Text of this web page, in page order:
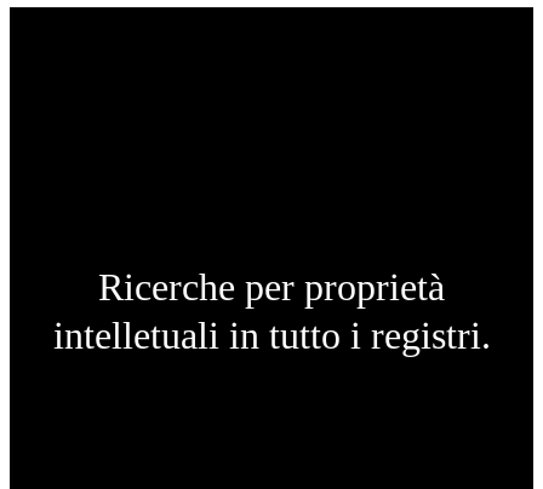
Ricerche per proprietà
intelletuali in tutto i registri.